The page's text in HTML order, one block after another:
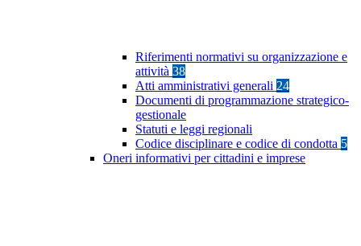
Riferimenti normativi su organizzazione e
attività 38
Atti amministrativi generali 24
Documenti di programmazione strategico-
gestionale
Statuti e leggi regionali
Codice disciplinare e codice di condotta 5
Oneri informativi per cittadini e imprese